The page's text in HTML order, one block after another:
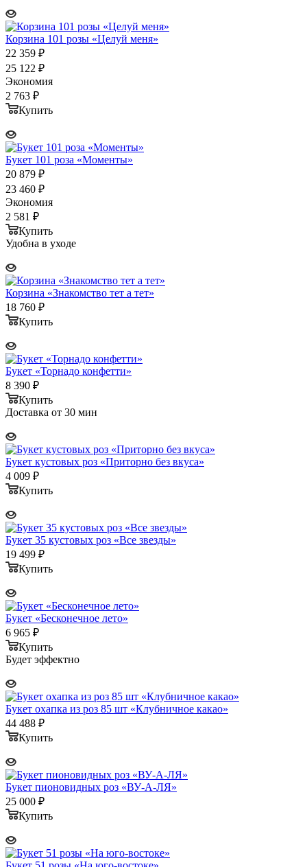
Корзина 101 розы «Целуй меня»
22 359 ₽
25 122 ₽
Экономия
2 763 ₽
Купить
Букет 101 роза «Моменты»
20 879 ₽
23 460 ₽
Экономия
2 581 ₽
Купить
Удобна в уходе
Корзина «Знакомство тет а тет»
18 760 ₽
Купить
Букет «Торнадо конфетти»
8 390 ₽
Купить
Доставка от 30 мин
Букет кустовых роз «Приторно без вкуса»
4 009 ₽
Купить
Букет 35 кустовых роз «Все звезды»
19 499 ₽
Купить
Букет «Бесконечное лето»
6 965 ₽
Купить
Будет эффектно
Букет охапка из роз 85 шт «Клубничное какао»
44 488 ₽
Купить
Букет пионовидных роз «ВУ-А-ЛЯ»
25 000 ₽
Купить